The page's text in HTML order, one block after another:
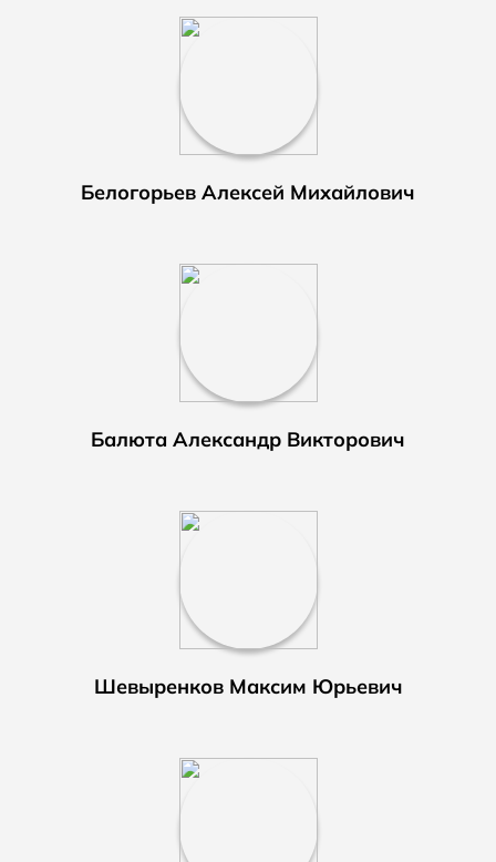
Белогорьев Алексей Михайлович
Балюта Александр Викторович
Шевыренков Максим Юрьевич